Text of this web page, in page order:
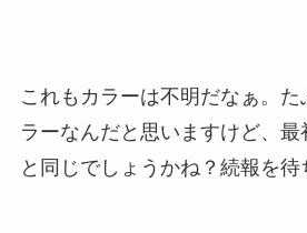
これもカラーは不明だなぁ。
ラーなんだと思いますけど、最
と同じでしょうかね？続報を待